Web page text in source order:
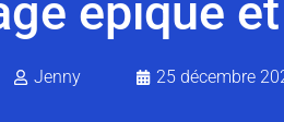
épique
Jenny 25 décembre